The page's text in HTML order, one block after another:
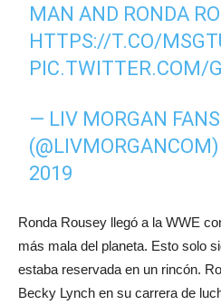
MAN AND RONDA
HTTPS://T.CO/
PIC.TWITTER.COM/
— LIV MORGAN
(@LIVMORGANCOM)
2019
Ronda Rousey llegó a la WWE
más mala del planeta. Esto solo
estaba reservada en un rincón.
Becky Lynch en su carrera de